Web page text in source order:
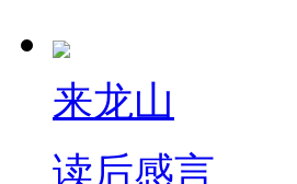
来龙山
读后感言